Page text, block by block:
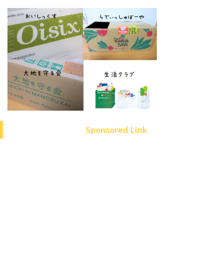
Sponsored Link